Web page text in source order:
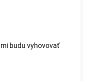
budu vyhovovať